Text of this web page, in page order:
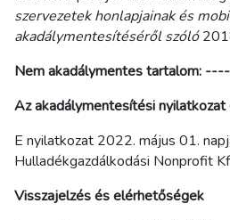
szervezetek honlapjainak és
akadálymentesítéséről szóló
Nem akadálymentes tartalom: ----
Az akadálymentesítési
E nyilatkozat 2022. május 01.
Hulladékgazdálkodási Nonprofit
Visszajelzés és elérhetőségek